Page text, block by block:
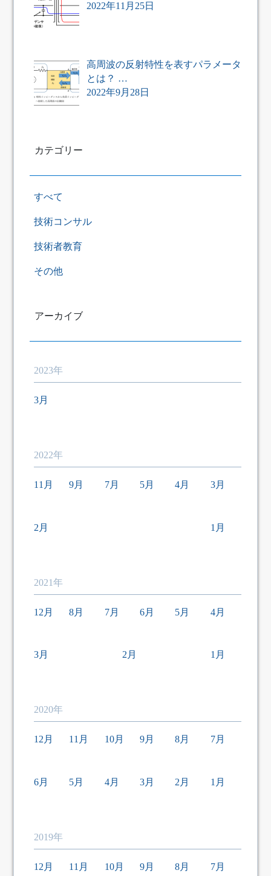
2022年11月25日
高周波の反射特性を表すパラメータ
とは？ …
2022年9月28日
カテゴリー
すべて
技術コンサル
技術者教育
その他
アーカイブ
2023年
3月
2022年
11月 9月 7月 5月 4月 3月
2月 1月
2021年
12月 8月 7月 6月 5月 4月
3月 2月 1月
2020年
12月 11月 10月 9月 8月 7月
6月 5月 4月 3月 2月 1月
2019年
12月 11月 10月 9月 8月 7月